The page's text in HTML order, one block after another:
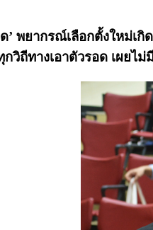
’ พยากรณ์เลือกตั้งใหม่เ
วิถีทางเอาตัวรอด เผยไ